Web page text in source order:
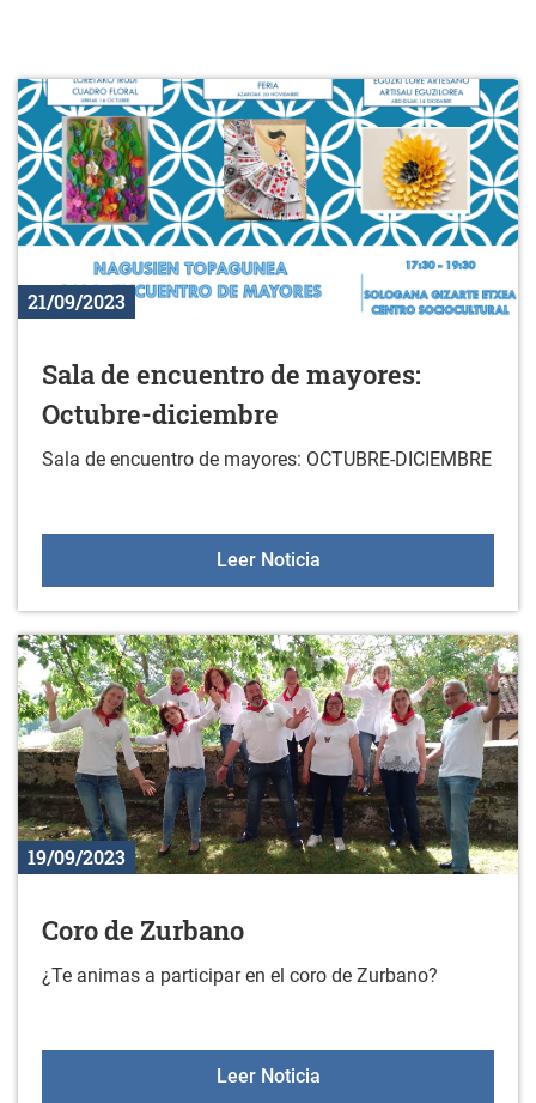
21/09/2023
Sala de encuentro de mayores:
Octubre-diciembre
Sala de encuentro de mayores: OCTUBRE-DICIEMBRE
Leer NoticiaSala de encuentro de
19/09/2023
Coro de Zurbano
¿Te animas a participar en el coro de Zurbano?
Leer NoticiaCoro de Zurbano